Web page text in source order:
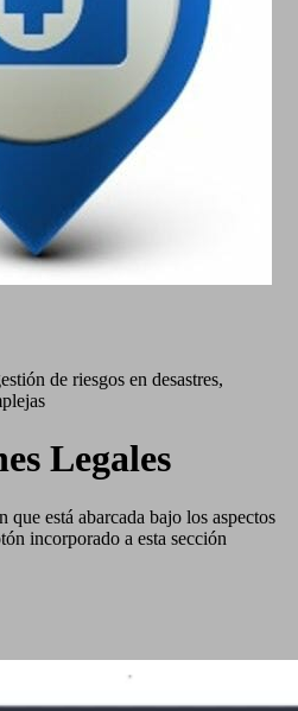
de riesgos en desastres,
Legales
está abarcada bajo los aspectos
incorporado a esta sección